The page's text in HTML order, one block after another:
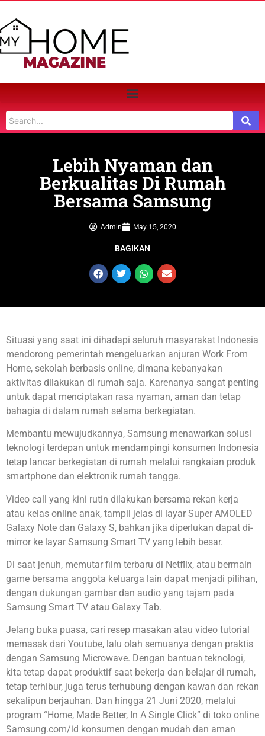
Lebih Nyaman dan
Berkualitas Di Rumah
Bersama Samsung
Admin May 15, 2020
BAGIKAN
Situasi yang saat ini dihadapi seluruh masyarakat Indonesia
mendorong pemerintah mengeluarkan anjuran Work From
Home, sekolah berbasis online, dimana kebanyakan
aktivitas dilakukan di rumah saja. Karenanya sangat penting
untuk dapat menciptakan rasa nyaman, aman dan tetap
bahagia di dalam rumah selama berkegiatan.
Membantu mewujudkannya, Samsung menawarkan solusi
teknologi terdepan untuk mendampingi konsumen Indonesia
tetap lancar berkegiatan di rumah melalui rangkaian produk
smartphone dan elektronik rumah tangga.
Video call yang kini rutin dilakukan bersama rekan kerja
atau kelas online anak, tampil jelas di layar Super AMOLED
Galaxy Note dan Galaxy S, bahkan jika diperlukan dapat di-
mirror ke layar Samsung Smart TV yang lebih besar.
Di saat jenuh, memutar film terbaru di Netflix, atau bermain
game bersama anggota keluarga lain dapat menjadi pilihan,
dengan dukungan gambar dan audio yang tajam pada
Samsung Smart TV atau Galaxy Tab.
Jelang buka puasa, cari resep masakan atau video tutorial
memasak dari Youtube, lalu olah semuanya dengan praktis
dengan Samsung Microwave. Dengan bantuan teknologi,
kita tetap dapat produktif saat bekerja dan belajar di rumah,
tetap terhibur, juga terus terhubung dengan kawan dan rekan
sekalipun berjauhan. Dan hingga 21 Juni 2020, melalui
program “Home, Made Better, In A Single Click” di toko online
Samsung.com/id konsumen dengan mudah dan aman